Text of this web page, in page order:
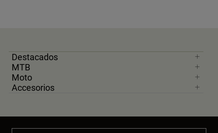
Destacados
MTB
Moto
Accesorios